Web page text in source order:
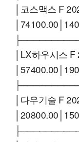
│코스맥스 F
│LX하우시스
│다우기술 F